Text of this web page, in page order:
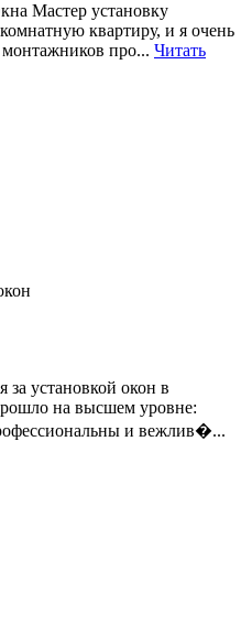
Мастер установку
квартиру, и я очень
монтажников про... Читать
за установкой окон в
на высшем уровне:
и вежлив�...